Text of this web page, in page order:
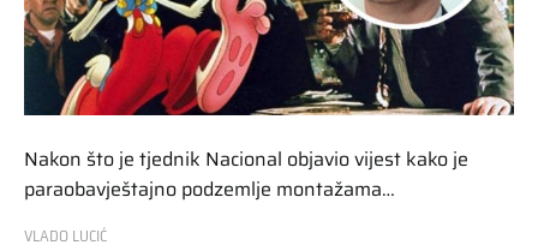
Nakon što je tjednik Nacional objavio vijest kako je
paraobavještajno podzemlje montažama…
VLADO LUCIĆ